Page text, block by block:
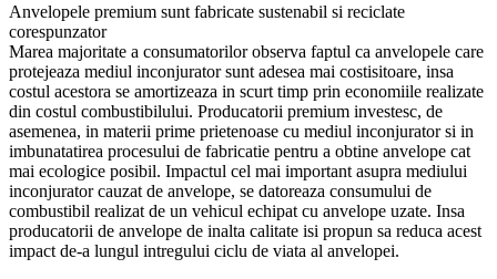
Anvelopele premium sunt fabricate sustenabil si reciclate
corespunzator
Marea majoritate a consumatorilor observa faptul ca anvelopele care
protejeaza mediul inconjurator sunt adesea mai costisitoare, insa
costul acestora se amortizeaza in scurt timp prin economiile realizate
din costul combustibilului. Producatorii premium investesc, de
asemenea, in materii prime prietenoase cu mediul inconjurator si in
imbunatatirea procesului de fabricatie pentru a obtine anvelope cat
mai ecologice posibil. Impactul cel mai important asupra mediului
inconjurator cauzat de anvelope, se datoreaza consumului de
combustibil realizat de un vehicul echipat cu anvelope uzate. Insa
producatorii de anvelope de inalta calitate isi propun sa reduca acest
impact de-a lungul intregului ciclu de viata al anvelopei.